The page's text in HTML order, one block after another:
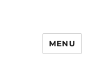
MENU